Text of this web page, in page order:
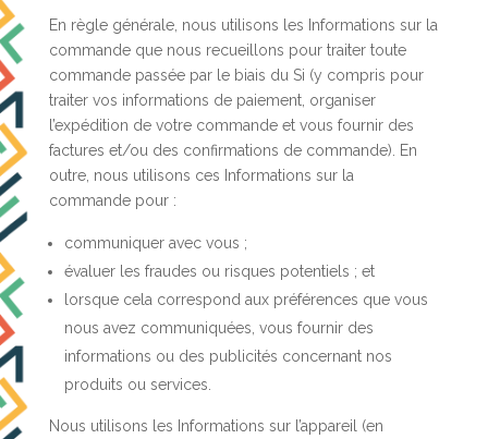
En règle générale, nous utilisons les Informations sur la
commande que nous recueillons pour traiter toute
commande passée par le biais du Si (y compris pour
traiter vos informations de paiement, organiser
l’expédition de votre commande et vous fournir des
factures et/ou des confirmations de commande). En
outre, nous utilisons ces Informations sur la
commande pour :
communiquer avec vous ;
évaluer les fraudes ou risques potentiels ; et
lorsque cela correspond aux préférences que vous
nous avez communiquées, vous fournir des
informations ou des publicités concernant nos
produits ou services.
Nous utilisons les Informations sur l’appareil (en